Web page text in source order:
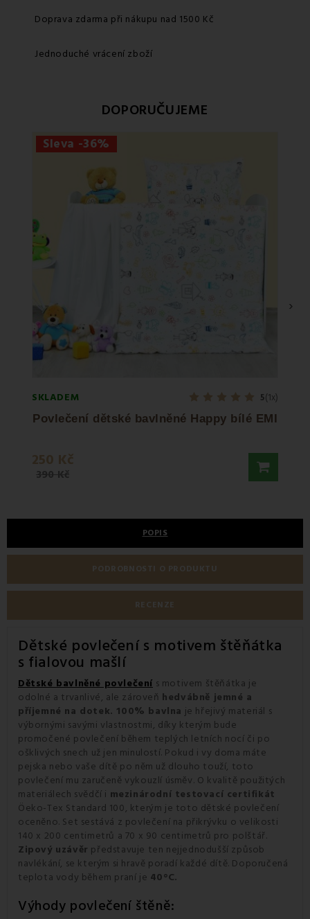
Doprava zdarma při nákupu nad 1500 Kč
Jednoduché vrácení zboží
DOPORUČUJEME
Sleva -36%
SKLADEM 5(1x)
Povlečení dětské bavlněné Happy bílé EMI
250 Kč
390 Kč
›
POPIS
PODROBNOSTI O PRODUKTU
RECENZE
Dětské povlečení s motivem štěňátka
s fialovou mašlí
Dětské bavlněné povlečení s motivem štěňátka je
odolné a trvanlivé, ale zároveň hedvábně jemné a
příjemné na dotek. 100% bavlna je hřejivý materiál s
výbornými savými vlastnostmi, díky kterým bude
promočené povlečení během teplých letních nocí či po
ošklivých snech už jen minulostí. Pokud i vy doma máte
pejska nebo vaše dítě po něm už dlouho touží, toto
povlečení mu zaručeně vykouzlí úsměv. O kvalitě použitých
materiálech svědčí i mezinárodní testovací certifikát
Öeko-Tex Standard 100, kterým je toto dětské povlečení
oceněno. Set sestává z povlečení na přikrývku o velikosti
140 x 200 centimetrů a 70 x 90 centimetrů pro polštář.
Zipový uzávěr představuje ten nejjednodušší způsob
navlékání, se kterým si hravě poradí každé dítě. Doporučená
teplota vody během praní je 40°C.
Výhody povlečení štěně: